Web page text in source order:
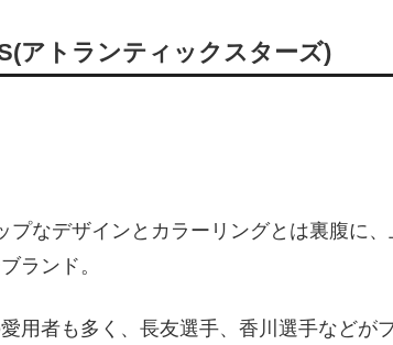
アトランティックスターズ)
プなデザインとカラーリングとは裏腹に
ランド。
用者も多く、長友選手、香川選手などが